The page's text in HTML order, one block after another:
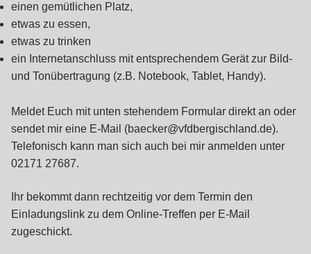
einen gemütlichen Platz,
etwas zu essen,
etwas zu trinken
ein Internetanschluss mit entsprechendem Gerät zur Bild-
und Tonübertragung (z.B. Notebook, Tablet, Handy).
Meldet Euch mit unten stehendem Formular direkt an oder
sendet mir eine E-Mail (baecker@vfdbergischland.de).
Telefonisch kann man sich auch bei mir anmelden unter
02171 27687.
Ihr bekommt dann rechtzeitig vor dem Termin den
Einladungslink zu dem Online-Treffen per E-Mail
zugeschickt.